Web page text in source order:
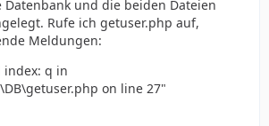
Datenbank und die beiden Dateien
Rufe ich getuser.php auf,
Meldungen:
index: q in
on line 27"